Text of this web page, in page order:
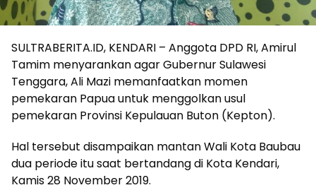
SULTRABERITA.ID, KENDARI – Anggota DPD RI, Amirul
Tamim menyarankan agar Gubernur Sulawesi
Tenggara, Ali Mazi memanfaatkan momen
pemekaran Papua untuk menggolkan usul
pemekaran Provinsi Kepulauan Buton (Kepton).
Hal tersebut disampaikan mantan Wali Kota Baubau
dua periode itu saat bertandang di Kota Kendari,
Kamis 28 November 2019.